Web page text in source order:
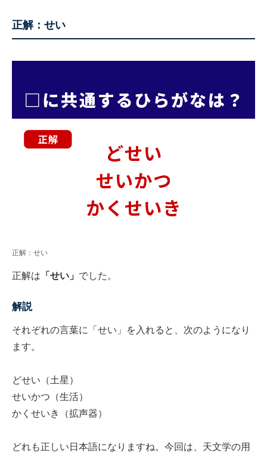
正解：せい
正解：せい
正解は 「せい」 でした。
解説
それぞれの言葉に「せい」を入れると、次のようになり
ます。
どせい（土星）
せいかつ（生活）
かくせいき（拡声器）
どれも正しい日本語になりますね。今回は、天文学の用